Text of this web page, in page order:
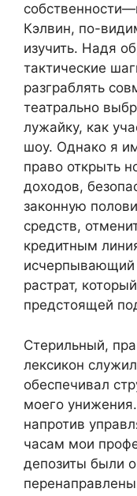
Кэлвин, по-
изучить. Надя
тактические
разграблять
театрально
лужайку, как
шоу. Однако я
право открыть
доходов,
законную
средств,
кредитным
исчерпывающий
растрат,
предстоящей
Стерильный,
лексикон
обеспечивал
моего
напротив
часам мои
депозиты были